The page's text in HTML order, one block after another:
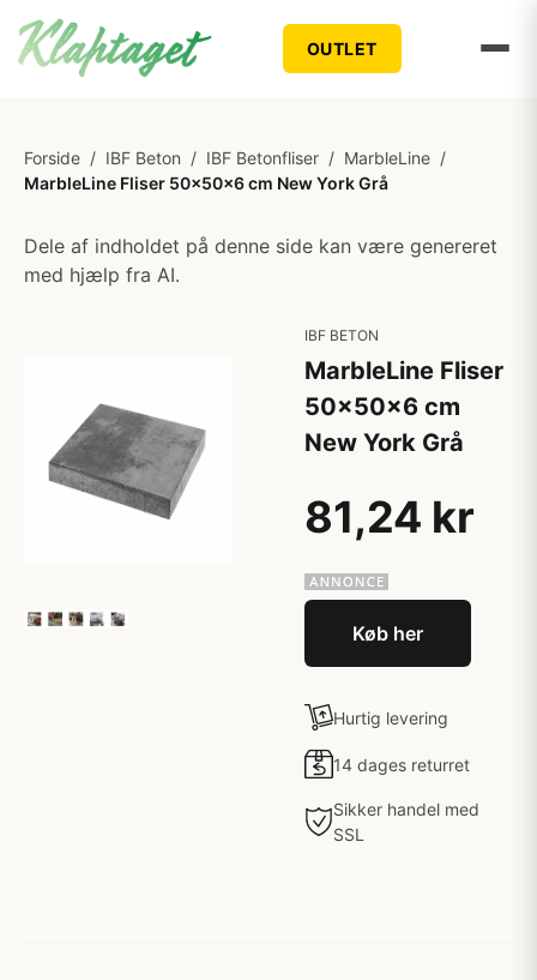
OUTLET
Forside / IBF Beton / IBF Betonfliser / MarbleLine /
MarbleLine Fliser 50x50x6 cm New York Grå
Dele af indholdet på denne side kan være genereret
med hjælp fra AI.
IBF BETON
MarbleLine Fliser
50x50x6 cm
New York Grå
81,24 kr
Køb her
Hurtig levering
14 dages returret
Sikker handel med
SSL